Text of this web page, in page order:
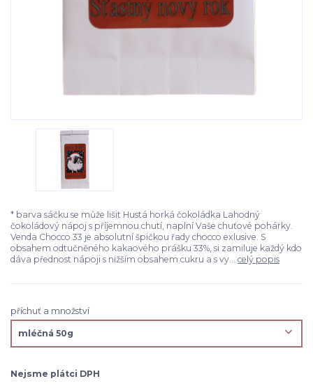
* barva sáčku se může lišit Hustá horká čokoládka Lahodný
čokoládový nápoj s příjemnou chutí, naplní Vaše chuťové pohárky.
Venda Chocco 33 je absolutní špičkou řady chocco exlusive. S
obsahem odtučněného kakaového prášku 33%, si zamiluje každý kdo
dáva přednost nápoji s nižším obsahem cukru a s vy... celý popis
příchuť a množství
Nejsme plátci DPH